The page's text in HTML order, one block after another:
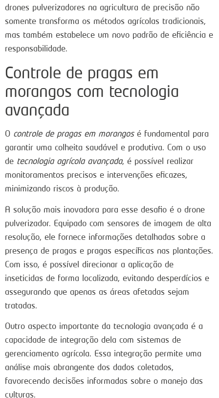
drones pulverizadores na agricultura de precisão não
somente transforma os métodos agrícolas tradicionais,
mas também estabelece um novo padrão de eficiência e
responsabilidade.
Controle de pragas em
morangos com tecnologia
avançada
O controle de pragas em morangosé fundamental para
garantir uma colheita saudável e produtiva. Com o uso
de tecnologia agrícola avançada, é possível realizar
monitoramentos precisos e intervenções eficazes,
minimizando riscos à produção.
A solução mais inovadora para esse desafio é o drone
pulverizador. Equipado com sensores de imagem de alta
resolução, ele fornece informações detalhadas sobre a
presença de pragas e pragas específicas nas plantações.
Com isso, é possível direcionar a aplicação de
inseticidas de forma localizada, evitando desperdícios e
assegurando que apenas as áreas afetadas sejam
tratadas.
Outro aspecto importante da tecnologia avançada é a
capacidade de integração dela com sistemas de
gerenciamento agrícola. Essa integração permite uma
análise mais abrangente dos dados coletados,
favorecendo decisões informadas sobre o manejo das
culturas.